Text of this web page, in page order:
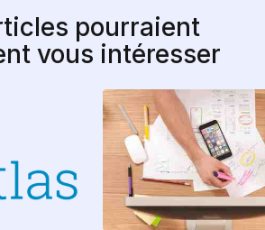
pourraient
vous intéresser